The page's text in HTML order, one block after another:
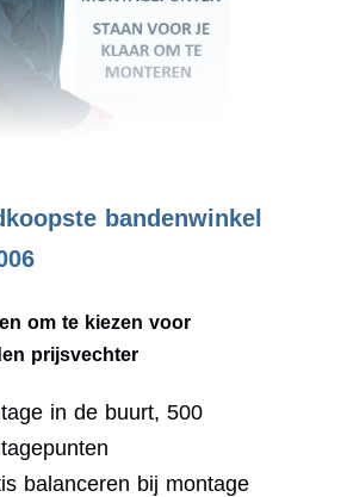
bandenwinkel
om te kiezen voor
prijsvechter
in de buurt, 500
balanceren bij montage